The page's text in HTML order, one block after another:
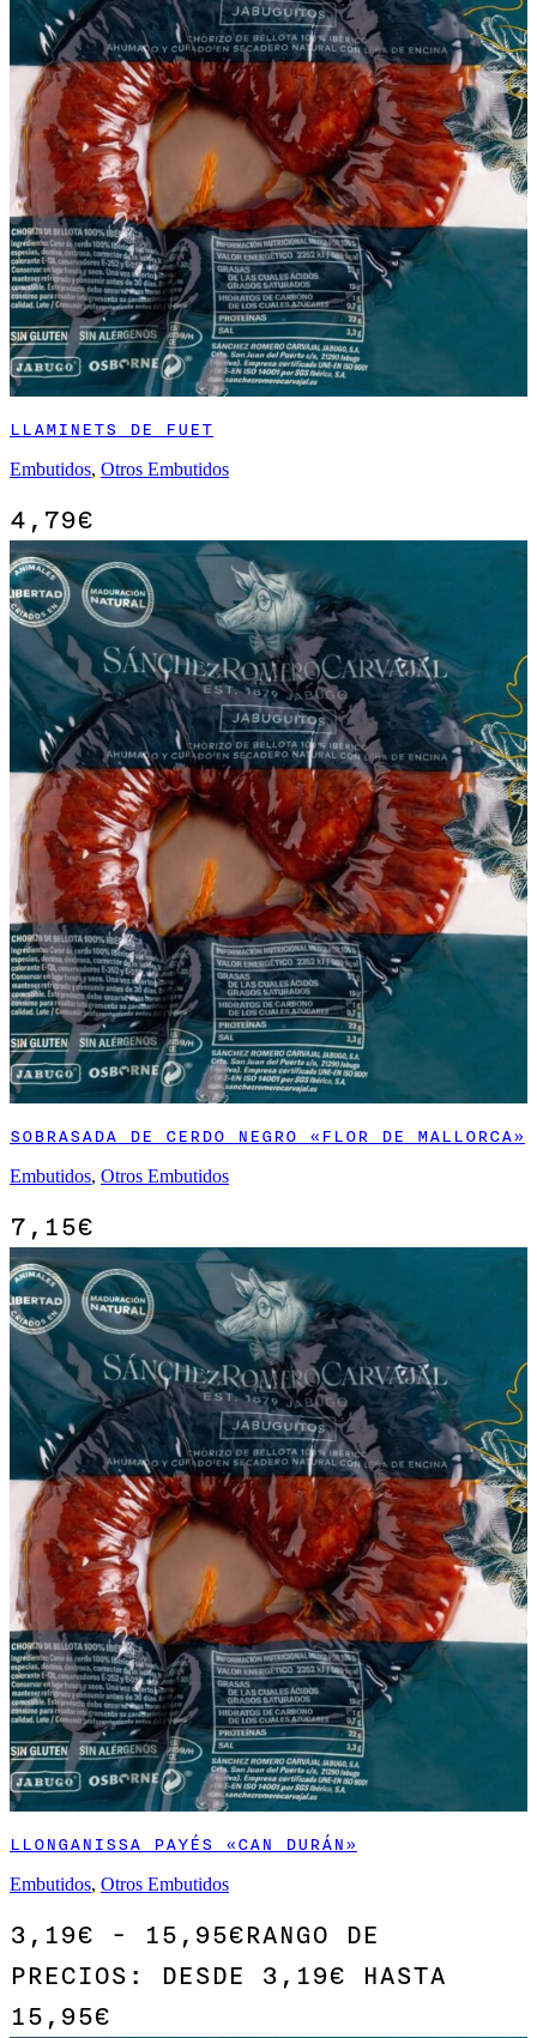
LLAMINETS DE FUET
Embutidos, Otros Embutidos
4,79€
SOBRASADA DE CERDO NEGRO «FLOR DE MALLORCA»
Embutidos, Otros Embutidos
7,15€
LLONGANISSA PAYÉS «CAN DURÁN»
Embutidos, Otros Embutidos
3,19€ - 15,95€RANGO DE
PRECIOS: DESDE 3,19€ HASTA
15,95€